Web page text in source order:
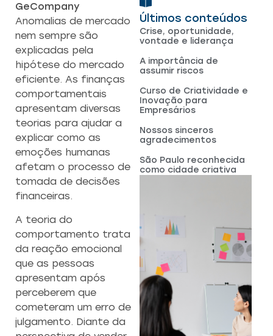
GeCompany
Anomalias de mercado
nem sempre são
explicadas pela
hipótese do mercado
eficiente. As finanças
comportamentais
apresentam diversas
teorias para ajudar a
explicar como as
emoções humanas
afetam o processo de
tomada de decisões
financeiras.
A teoria do
comportamento trata
da reação emocional
que as pessoas
apresentam após
perceberem que
cometeram um erro de
julgamento. Diante da
Últimos conteúdos
Crise, oportunidade,
vontade e liderança
A importância de
assumir riscos
Curso de Criatividade e
Inovação para
Empresários
Nossos sinceros
agradecimentos
São Paulo reconhecida
como cidade criativa